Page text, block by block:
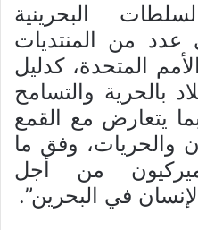
البحرينية
عدد من المنتديات
المتحدة، كدليل
بالحرية والتسامح
يتعارض مع القمع
والحريات، وفق ما
من أجل
في البحرين”.